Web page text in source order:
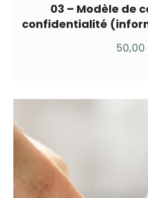
03 – Modèle de
confidentialité
50,00